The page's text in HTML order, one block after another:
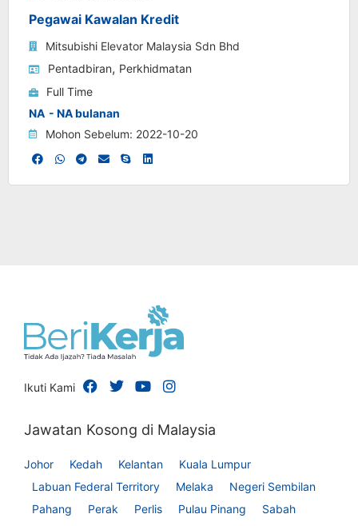
Pegawai Kawalan Kredit
Mitsubishi Elevator Malaysia Sdn Bhd
Pentadbiran, Perkhidmatan
Full Time
NA - NA bulanan
Mohon Sebelum: 2022-10-20
Ikuti Kami
Jawatan Kosong di Malaysia
Johor Kedah Kelantan
Kuala Lumpur
Labuan Federal Territory
Melaka
Negeri Sembilan
Pahang
Perak Perlis Pulau Pinang
Sabah